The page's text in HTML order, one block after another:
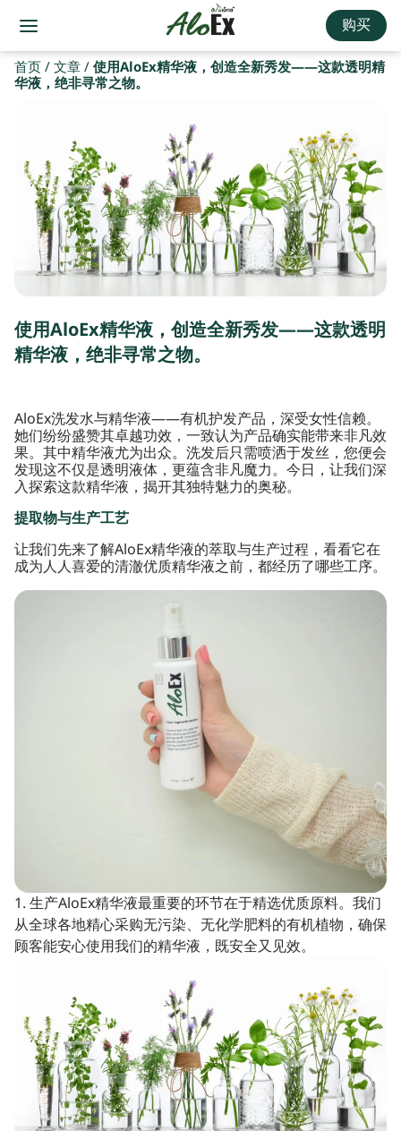
购买
首页/文章/使用AloEx精华液，创造全新秀发——这款透明精
华液，绝非寻常之物。
使用AloEx精华液，创造全新秀发——这款透明
精华液，绝非寻常之物。
AloEx洗发水与精华液——有机护发产品，深受女性信赖。
她们纷纷盛赞其卓越功效，一致认为产品确实能带来非凡效
果。其中精华液尤为出众。洗发后只需喷洒于发丝，您便会
发现这不仅是透明液体，更蕴含非凡魔力。今日，让我们深
入探索这款精华液，揭开其独特魅力的奥秘。
提取物与生产工艺
让我们先来了解AloEx精华液的萃取与生产过程，看看它在
成为人人喜爱的清澈优质精华液之前，都经历了哪些工序。
1. 生产AloEx精华液最重要的环节在于精选优质原料。我们
从全球各地精心采购无污染、无化学肥料的有机植物，确保
顾客能安心使用我们的精华液，既安全又见效。